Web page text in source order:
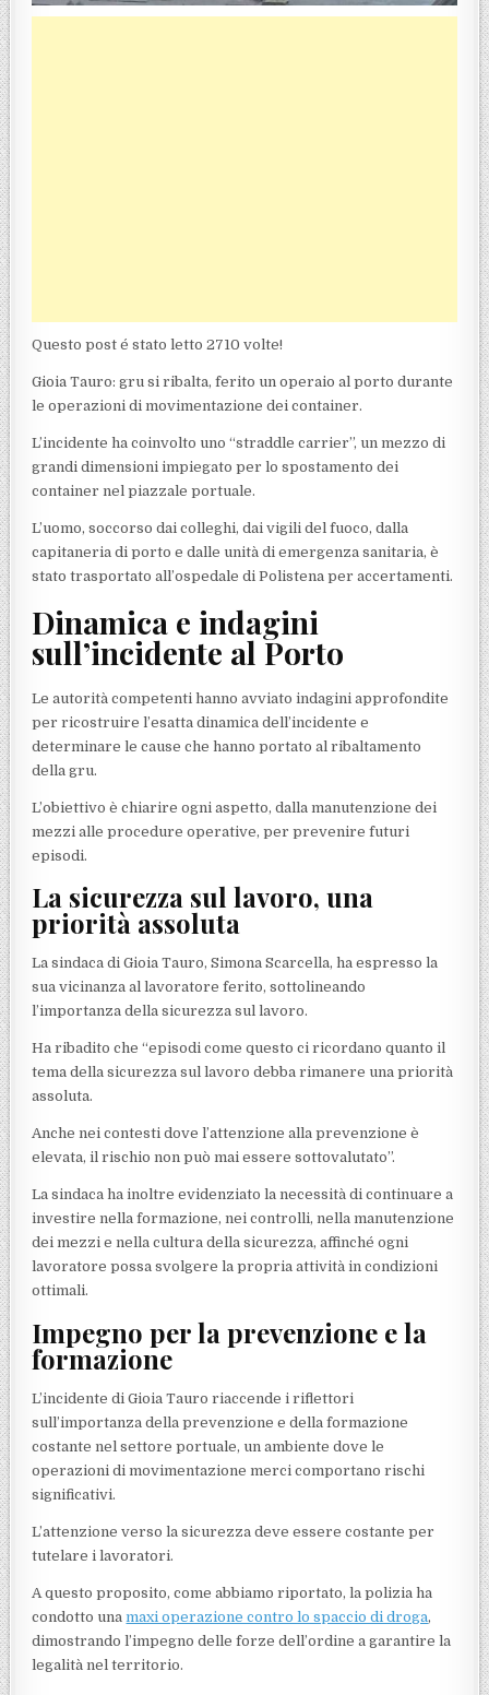
Questo post é stato letto 2710 volte!
Gioia Tauro: gru si ribalta, ferito un operaio al porto durante
le operazioni di movimentazione dei container.
L’incidente ha coinvolto uno “straddle carrier”, un mezzo di
grandi dimensioni impiegato per lo spostamento dei
container nel piazzale portuale.
L’uomo, soccorso dai colleghi, dai vigili del fuoco, dalla
capitaneria di porto e dalle unità di emergenza sanitaria, è
stato trasportato all’ospedale di Polistena per accertamenti.
Dinamica e indagini
sull’incidente al Porto
Le autorità competenti hanno avviato indagini approfondite
per ricostruire l’esatta dinamica dell’incidente e
determinare le cause che hanno portato al ribaltamento
della gru.
L’obiettivo è chiarire ogni aspetto, dalla manutenzione dei
mezzi alle procedure operative, per prevenire futuri
episodi.
La sicurezza sul lavoro, una
priorità assoluta
La sindaca di Gioia Tauro, Simona Scarcella, ha espresso la
sua vicinanza al lavoratore ferito, sottolineando
l’importanza della sicurezza sul lavoro.
Ha ribadito che “episodi come questo ci ricordano quanto il
tema della sicurezza sul lavoro debba rimanere una priorità
assoluta.
Anche nei contesti dove l’attenzione alla prevenzione è
elevata, il rischio non può mai essere sottovalutato”.
La sindaca ha inoltre evidenziato la necessità di continuare a
investire nella formazione, nei controlli, nella manutenzione
dei mezzi e nella cultura della sicurezza, affinché ogni
lavoratore possa svolgere la propria attività in condizioni
ottimali.
Impegno per la prevenzione e la
formazione
L’incidente di Gioia Tauro riaccende i riflettori
sull’importanza della prevenzione e della formazione
costante nel settore portuale, un ambiente dove le
operazioni di movimentazione merci comportano rischi
significativi.
L’attenzione verso la sicurezza deve essere costante per
tutelare i lavoratori.
A questo proposito, come abbiamo riportato, la polizia ha
condotto unamaxi operazione contro lo spaccio di droga,
dimostrando l’impegno delle forze dell’ordine a garantire la
legalità nel territorio.